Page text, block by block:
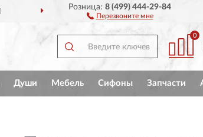
ДОСТАВИМ
Розница:8 (499) 444-29-84
Перезвоните мне
0
Души Мебель Сифоны Запчасти